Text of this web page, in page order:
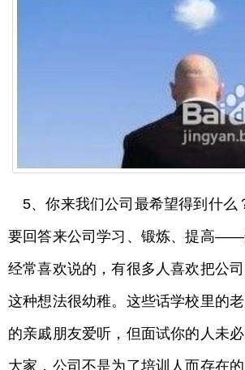
5、你来我们公司最希望得到什么
要回答来公司学习、锻炼、提高——
经常喜欢说的，有很多人喜欢把公
这种想法很幼稚。这些话学校里的
的亲戚朋友爱听，但面试你的人未
大家，公司不是为了培训人而存在